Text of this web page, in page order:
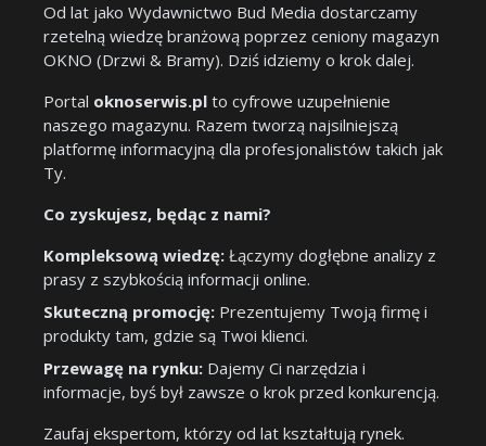
Od lat jako Wydawnictwo Bud Media dostarczamy
rzetelną wiedzę branżową poprzez ceniony magazyn
OKNO (Drzwi & Bramy). Dziś idziemy o krok dalej.
Portal oknoserwis.pl to cyfrowe uzupełnienie
naszego magazynu. Razem tworzą najsilniejszą
platformę informacyjną dla profesjonalistów takich jak
Ty.
Co zyskujesz, będąc z nami?
Kompleksową wiedzę: Łączymy dogłębne analizy z
prasy z szybkością informacji online.
Skuteczną promocję: Prezentujemy Twoją firmę i
produkty tam, gdzie są Twoi klienci.
Przewagę na rynku: Dajemy Ci narzędzia i
informacje, byś był zawsze o krok przed konkurencją.
Zaufaj ekspertom, którzy od lat kształtują rynek.